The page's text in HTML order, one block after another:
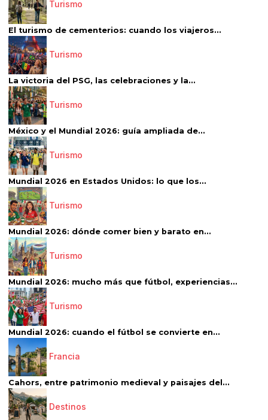
Turismo
El turismo de cementerios: cuando los viajeros...
Turismo
La victoria del PSG, las celebraciones y la...
Turismo
México y el Mundial 2026: guía ampliada de...
Turismo
Mundial 2026 en Estados Unidos: lo que los...
Turismo
Mundial 2026: dónde comer bien y barato en...
Turismo
Mundial 2026: mucho más que fútbol, experiencias...
Turismo
Mundial 2026: cuando el fútbol se convierte en...
Francia
Cahors, entre patrimonio medieval y paisajes del...
Destinos